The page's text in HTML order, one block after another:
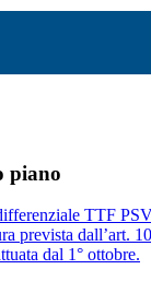
piano
TTF
prevista dall’art.
dal 1° ottobre.